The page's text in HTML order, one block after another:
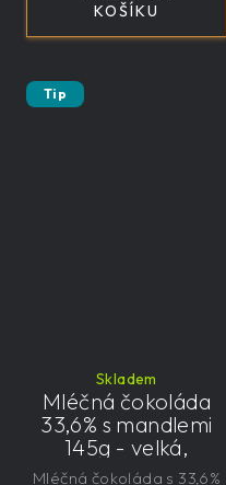
KOŠÍKU
Tip
Skladem
Mléčná čokoláda
33,6% s mandlemi
145g - velká,
řemeslná,
Mléčná čokoláda s 33,6%